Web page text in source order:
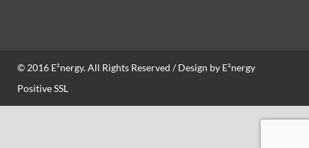
© 2016 E²nergy. All Rights Reserved / Design by E²nergy
Positive SSL